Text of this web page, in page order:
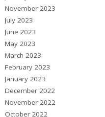
November 2023
July 2023
June 2023
May 2023
March 2023
February 2023
January 2023
December 2022
November 2022
October 2022